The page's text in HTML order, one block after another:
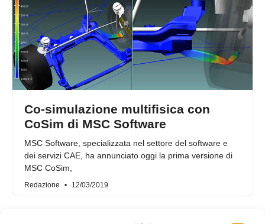
Co-simulazione multifisica con
CoSim di MSC Software
MSC Software, specializzata nel settore del software e
dei servizi CAE, ha annunciato oggi la prima versione di
MSC CoSim,
Redazione 12/03/2019